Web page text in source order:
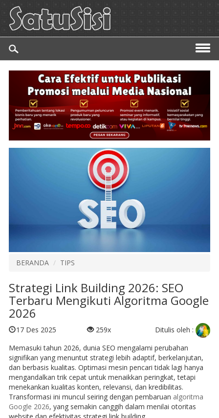
BERANDA TIPS
Strategi Link Building 2026: SEO
Terbaru Mengikuti Algoritma Google
2026
17 Des 2025 259x
Ditulis oleh :
Memasuki tahun 2026, dunia SEO mengalami perubahan
signifikan yang menuntut strategi lebih adaptif, berkelanjutan,
dan berbasis kualitas. Optimasi mesin pencari tidak lagi hanya
mengandalkan trik cepat untuk menaikkan peringkat, tetapi
menekankan kualitas konten, relevansi, dan kredibilitas.
Transformasi ini muncul seiring dengan pembaruan algoritma
Google 2026, yang semakin canggih dalam menilai otoritas
website dan efektivitas strategi link building.